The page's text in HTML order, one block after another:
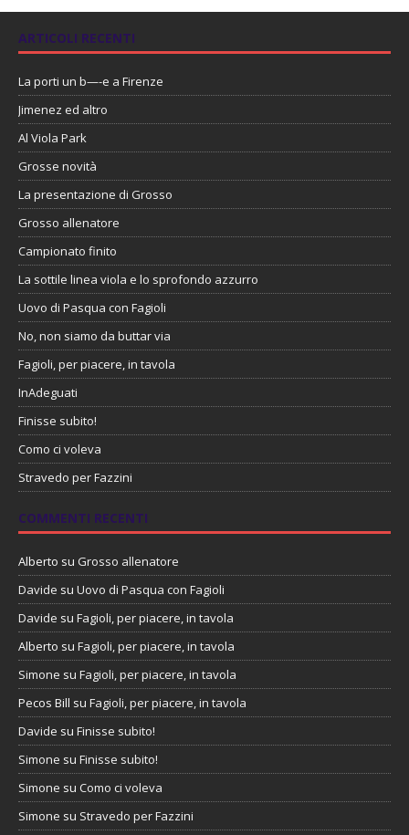
ARTICOLI RECENTI
La porti un b—-e a Firenze
Jimenez ed altro
Al Viola Park
Grosse novità
La presentazione di Grosso
Grosso allenatore
Campionato finito
La sottile linea viola e lo sprofondo azzurro
Uovo di Pasqua con Fagioli
No, non siamo da buttar via
Fagioli, per piacere, in tavola
InAdeguati
Finisse subito!
Como ci voleva
Stravedo per Fazzini
COMMENTI RECENTI
Alberto su Grosso allenatore
Davide su Uovo di Pasqua con Fagioli
Davide su Fagioli, per piacere, in tavola
Alberto su Fagioli, per piacere, in tavola
Simone su Fagioli, per piacere, in tavola
Pecos Bill su Fagioli, per piacere, in tavola
Davide su Finisse subito!
Simone su Finisse subito!
Simone su Como ci voleva
Simone su Stravedo per Fazzini